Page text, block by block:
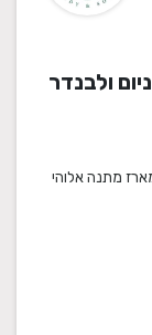
ולבנדר
מתנה אלוהי